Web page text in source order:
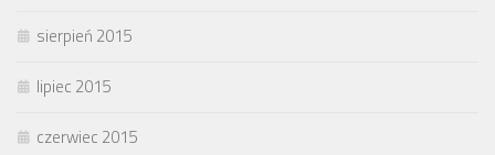
sierpień 2015
lipiec 2015
czerwiec 2015